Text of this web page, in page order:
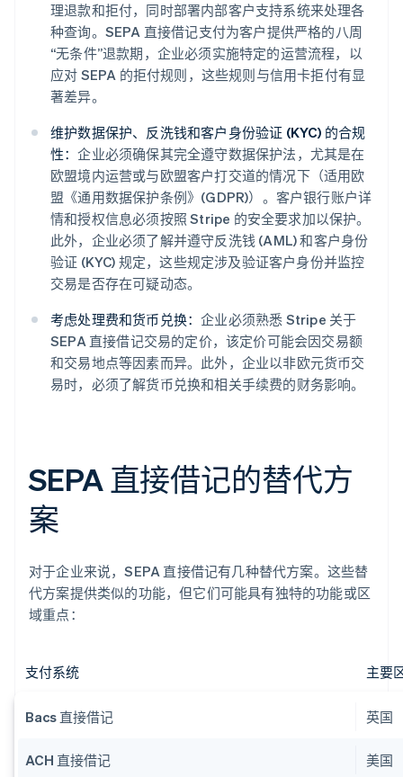
理退款和拒付，同时部署内部客户支持系统来处理各
种查询。SEPA 直接借记支付为客户提供严格的八周
“无条件”退款期，企业必须实施特定的运营流程，以
应对 SEPA 的拒付规则，这些规则与信用卡拒付有显
著差异。
维护数据保护、反洗钱和客户身份验证 (KYC) 的合规
性：企业必须确保其完全遵守数据保护法，尤其是在
欧盟境内运营或与欧盟客户打交道的情况下（适用欧
盟《通用数据保护条例》(GDPR)）。客户银行账户详
情和授权信息必须按照 Stripe 的安全要求加以保护。
此外，企业必须了解并遵守反洗钱 (AML) 和客户身份
验证 (KYC) 规定，这些规定涉及验证客户身份并监控
交易是否存在可疑动态。
考虑处理费和货币兑换：企业必须熟悉 Stripe 关于
SEPA 直接借记交易的定价，该定价可能会因交易额
和交易地点等因素而异。此外，企业以非欧元货币交
易时，必须了解货币兑换和相关手续费的财务影响。
SEPA 直接借记的替代方
案
对于企业来说，SEPA 直接借记有几种替代方案。这些替
代方案提供类似的功能，但它们可能具有独特的功能或区
域重点：
支付系统 主要
Bacs 直接借记 英国
ACH 直接借记 美国